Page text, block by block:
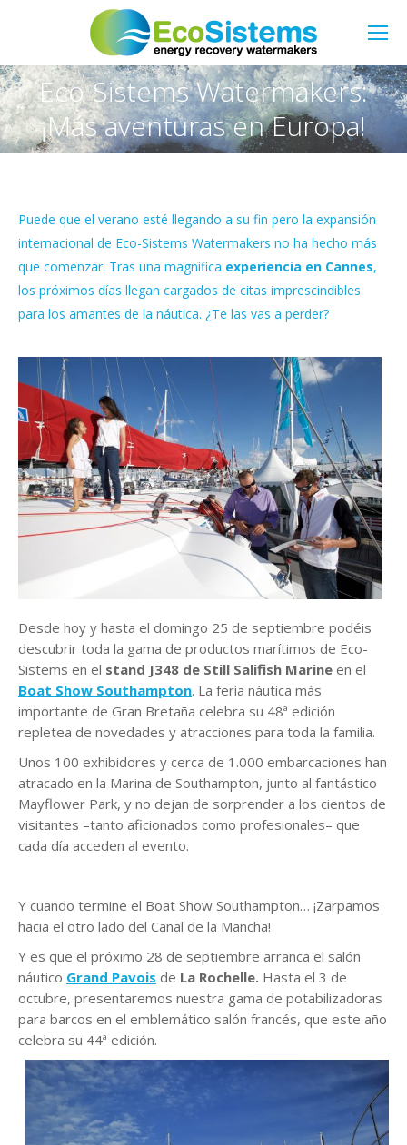
Eco-Sistems Watermakers:
¡Más aventuras en Europa!
Estás aquí:
Puede que el verano esté llegando a su fin pero la expansión
internacional de Eco-Sistems Watermakers no ha hecho más
que comenzar. Tras una magnífica experiencia en Cannes,
los próximos días llegan cargados de citas imprescindibles
para los amantes de la náutica. ¿Te las vas a perder?
Desde hoy y hasta el domingo 25 de septiembre podéis
descubrir toda la gama de productos marítimos de Eco-
Sistems en el stand J348 de Still Salifish Marine en el
Boat Show Southampton. La feria náutica más
importante de Gran Bretaña celebra su 48ª edición
repletea de novedades y atracciones para toda la familia.
Unos 100 exhibidores y cerca de 1.000 embarcaciones han
atracado en la Marina de Southampton, junto al fantástico
Mayflower Park, y no dejan de sorprender a los cientos de
visitantes –tanto aficionados como profesionales– que
cada día acceden al evento.
Y cuando termine el Boat Show Southampton… ¡Zarpamos
hacia el otro lado del Canal de la Mancha!
Y es que el próximo 28 de septiembre arranca el salón
náutico Grand Pavois de La Rochelle. Hasta el 3 de
octubre, presentaremos nuestra gama de potabilizadoras
para barcos en el emblemático salón francés, que este año
celebra su 44ª edición.